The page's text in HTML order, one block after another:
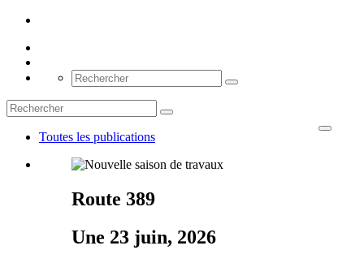
Toutes les publications
Route 389
Une 23 juin, 2026